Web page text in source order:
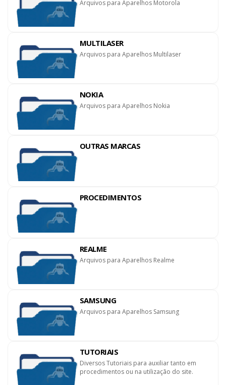
Arquivos para Aparelhos Motorola
MULTILASER
Arquivos para Aparelhos Multilaser
NOKIA
Arquivos para Aparelhos Nokia
OUTRAS MARCAS
PROCEDIMENTOS
REALME
Arquivos para Aparelhos Realme
SAMSUNG
Arquivos para Aparelhos Samsung
TUTORIAIS
Diversos Tutoriais para auxiliar tanto em
procedimentos ou na utilização do site.